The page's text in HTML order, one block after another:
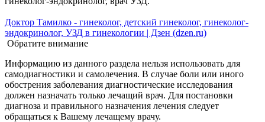
Доктор Тамилко - гинеколог, детский гинеколог, гинеколог-
эндокринолог, УЗД в гинекологии | Дзен (dzen.ru)
Обратите внимание
Информацию из данного раздела нельзя использовать для
самодиагностики и самолечения. В случае боли или иного
обострения заболевания диагностические исследования
должен назначать только лечащий врач. Для постановки
диагноза и правильного назначения лечения следует
обращаться к Вашему лечащему врачу.